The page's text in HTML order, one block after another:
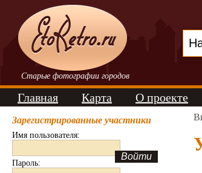
Старые фотографии городов
Главная Карта О проекте
Зарегистрированные участники
Имя пользователя:
Пароль: